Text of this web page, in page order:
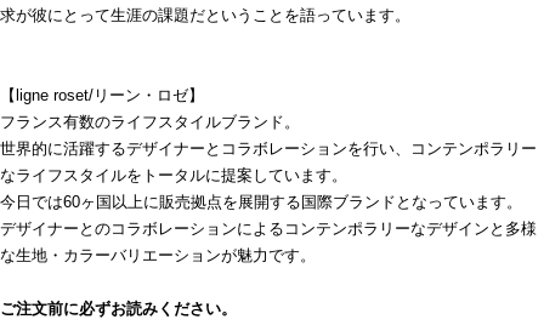
求が彼にとって生涯の課題だということを語っています。
【ligne roset/リーン・ロゼ】
フランス有数のライフスタイルブランド。
世界的に活躍するデザイナーとコラボレーションを行い、コンテンポラリー
なライフスタイルをトータルに提案しています。
今日では60ヶ国以上に販売拠点を展開する国際ブランドとなっています。
デザイナーとのコラボレーションによるコンテンポラリーなデザインと多様
な生地・カラーバリエーションが魅力です。
ご注文前に必ずお読みください。